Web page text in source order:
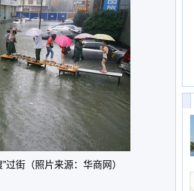
过街（照片来源：华商网）